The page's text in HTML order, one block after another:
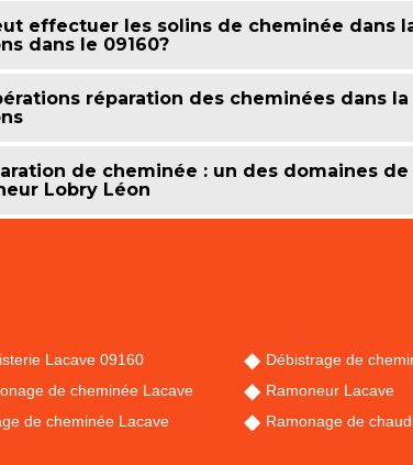
effectuer les solins de cheminée dans
dans le 09160?
réparation des cheminées dans
de cheminée : un des domaines
Lobry Léon
Lacave 09160
de cheminée Lacave
de cheminée Lacave
Débistrage de
Ramoneur Lacave
Ramonage de